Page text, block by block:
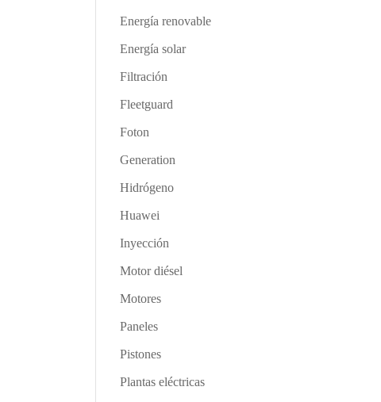
Energía renovable
Energía solar
Filtración
Fleetguard
Foton
Generation
Hidrógeno
Huawei
Inyección
Motor diésel
Motores
Paneles
Pistones
Plantas eléctricas